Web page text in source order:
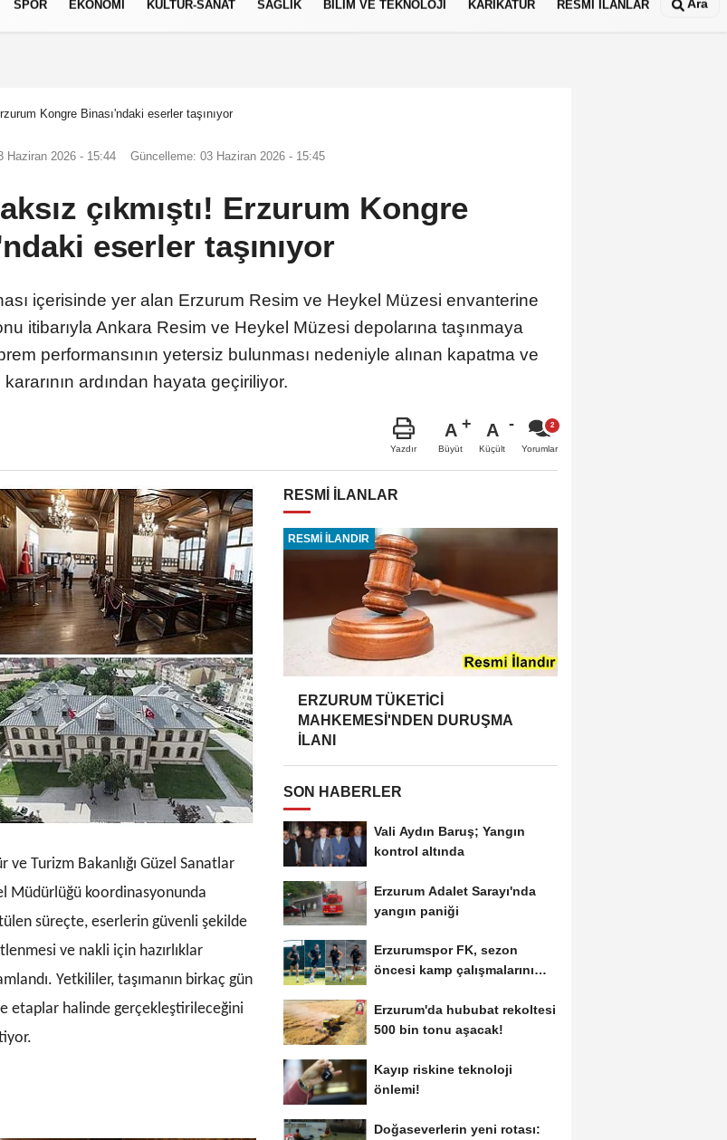
SPOR EKONOMİ KÜLTÜR-SANAT SAĞLIK BİLİM VE TEKNOLOJİ KARİKATÜR RESMİ İLANLAR Ara
Kongre Binası'ndaki eserler taşınıyor
Haziran 2026 - 15:44 Güncelleme: 03 Haziran 2026 - 15:45
çıkmıştı! Erzurum Kongre
eserler taşınıyor
içerisinde yer alan Erzurum Resim ve Heykel Müzesi envanterine
itibarıyla Ankara Resim ve Heykel Müzesi depolarına taşınmaya
performansının yetersiz bulunması nedeniyle alınan kapatma ve
ardından hayata geçiriliyor.
Yazdır
A
Büyüt
A
Küçült Yorumlar
ve Turizm Bakanlığı Güzel Sanatlar
Müdürlüğü koordinasyonunda
süreçte, eserlerin güvenli şekilde
ve nakli için hazırlıklar
Yetkililer, taşımanın birkaç gün
etaplar halinde gerçekleştirileceğini
RESMİ İLANLAR
RESMİ İLANDIR
ERZURUM TÜKETİCİ
MAHKEMESİ'NDEN DURUŞMA
İLANI
SON HABERLER
Vali Aydın Baruş; Yangın
kontrol altında
Erzurum Adalet Sarayı'nda
yangın paniği
Erzurumspor FK, sezon
öncesi kamp çalışmalarını
Erzurum'da hububat rekoltesi
500 bin tonu aşacak!
Kayıp riskine teknoloji
önlemi!
Doğaseverlerin yeni rotası: